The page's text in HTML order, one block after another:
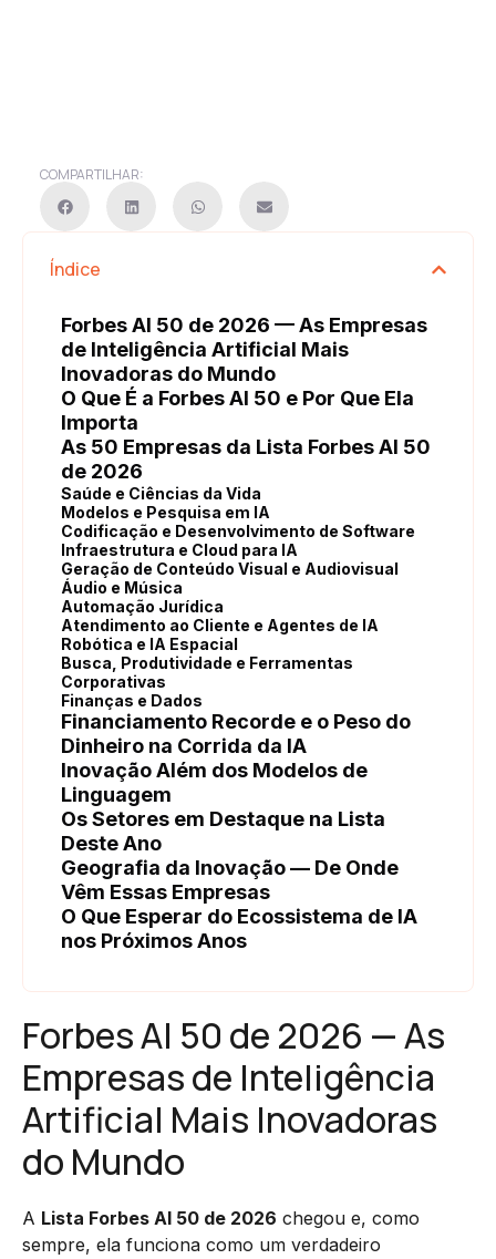
COMPARTILHAR:
Índice
Forbes AI 50 de 2026 — As Empresas
de Inteligência Artificial Mais
Inovadoras do Mundo
O Que É a Forbes AI 50 e Por Que Ela
Importa
As 50 Empresas da Lista Forbes AI 50
de 2026
Saúde e Ciências da Vida
Modelos e Pesquisa em IA
Codificação e Desenvolvimento de Software
Infraestrutura e Cloud para IA
Geração de Conteúdo Visual e Audiovisual
Áudio e Música
Automação Jurídica
Atendimento ao Cliente e Agentes de IA
Robótica e IA Espacial
Busca, Produtividade e Ferramentas
Corporativas
Finanças e Dados
Financiamento Recorde e o Peso do
Dinheiro na Corrida da IA
Inovação Além dos Modelos de
Linguagem
Os Setores em Destaque na Lista
Deste Ano
Geografia da Inovação — De Onde
Vêm Essas Empresas
O Que Esperar do Ecossistema de IA
nos Próximos Anos
Forbes AI 50 de 2026 — As
Empresas de Inteligência
Artificial Mais Inovadoras
do Mundo
A Lista Forbes AI 50 de 2026 chegou e, como
sempre, ela funciona como um verdadeiro